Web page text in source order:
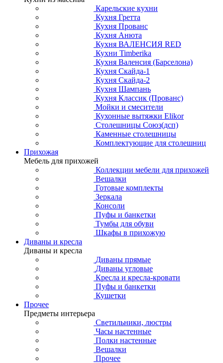
Карельские кухни
Кухня Гретта
Кухня Прованс
Кухня Анюта
Кухня ВАЛЕНСИЯ RED
Кухни Timberika
Кухня Валенсия (Барселона)
Кухня Скайда-1
Кухня Скайда-2
Кухня Шампань
Кухня Классик (Прованс)
Мойки и смесители
Кухонные вытяжки Elikor
Столешницы Союз(дсп)
Каменные столешницы
Комплектующие для столешниц
Прихожая
Мебель для прихожей
Коллекции мебели для прихожей
Вешалки
Готовые комплекты
Зеркала
Консоли
Пуфы и банкетки
Тумбы для обуви
Шкафы в прихожую
Диваны и кресла
Диваны и кресла
Диваны прямые
Диваны угловые
Кресла и кресла-кровати
Пуфы и банкетки
Кушетки
Прочее
Предметы интерьера
Светильники, люстры
Часы настенные
Полки настенные
Вешалки
Прочее